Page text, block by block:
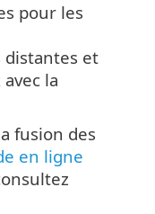
pour les
distantes et
la
fusion des
en ligne